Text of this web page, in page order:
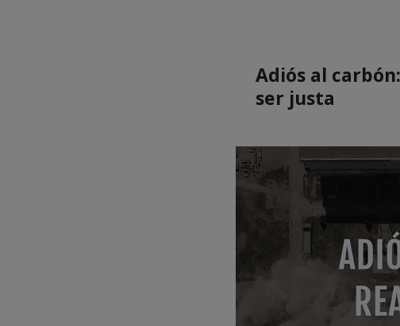
Adiós al
ser justa